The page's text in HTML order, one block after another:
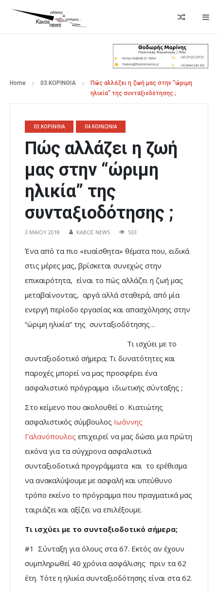
Home 03.ΚΟΡΙΝΘΙΑ
Πώς αλλάζει η ζωή μας στην “ώριμη
ηλικία” της συνταξιοδότησης ;
03.ΚΟΡΙΝΘΙΑ 04.ΚΟΙΝΩΝΙΑ
Πώς αλλάζει η ζωή
μας στην “ώριμη
ηλικία” της
συνταξιοδότησης ;
3 ΜΑΪ́ΟΥ 2018 ΚΑΒΟΣ NEWS 533
Ένα από τα πιο «ευαίσθητα» θέματα που, ειδικά
στις μέρες μας, βρίσκεται συνεχώς στην
επικαιρότητα, είναι το πώς αλλάζει η ζωή μας
μεταβαίνοντας, αργά αλλά σταθερά, από μία
ενεργή περίοδο εργασίας και απασχόλησης στην
“ώριμη ηλικία” της συνταξιοδότησης…
Τι ισχύει με το
συνταξιοδοτικό σήμερα; Τι δυνατότητες και
παροχές μπορεί να μας προσφέρει ένα
ασφαλιστικό πρόγραμμα ιδιωτικής σύνταξης ;
Στο κείμενο που ακολουθεί ο Κιατιώτης
ασφαλιστικός σύμβουλος Ιωάννης
Γαλανόπουλος επιχειρεί να μας δώσει μια πρώτη
εικόνα για τα σύγχρονα ασφαλιστικά
συνταξιοδοτικά προγράμματα και το ερέθισμα
να ανακαλύψουμε με ασφαλή και υπεύθυνο
τρόπο εκείνο το πρόγραμμα που πραγματικά μας
ταιριάζει και αξίζει να επιλέξουμε.
Τι ισχύει με το συνταξιοδοτικό σήμερα;
#1 Σύνταξη για όλους στα 67. Εκτός αν έχουν
συμπληρωθεί 40 χρόνια ασφάλισης πριν τα 62
έτη. Τότε η ηλικία συνταξιοδότησης είναι στα 62.